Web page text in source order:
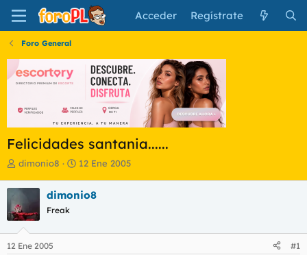
Acceder Regístrate
Foro General
Felicidades santania......
I
i
i
a
d
o
dimonio8
F
h
e
12 Ene 2005
dimonio8
Freak
12 Ene 2005 #1